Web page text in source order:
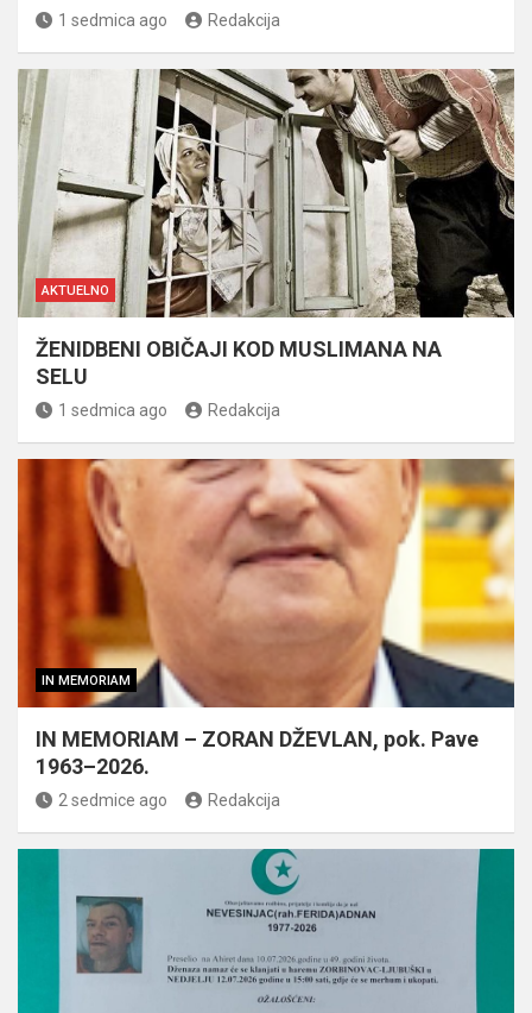
1 sedmica ago Redakcija
AKTUELNO
ŽENIDBENI OBIČAJI KOD MUSLIMANA NA
SELU
1 sedmica ago Redakcija
IN MEMORIAM
IN MEMORIAM – ZORAN DŽEVLAN, pok. Pave
1963–2026.
2 sedmice ago Redakcija